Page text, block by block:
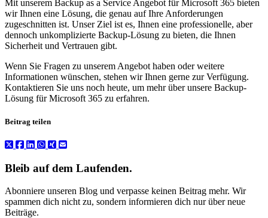
Mit unserem Backup as a Service Angebot für Microsoft 365 bieten
wir Ihnen eine Lösung, die genau auf Ihre Anforderungen
zugeschnitten ist. Unser Ziel ist es, Ihnen eine professionelle, aber
dennoch unkomplizierte Backup-Lösung zu bieten, die Ihnen
Sicherheit und Vertrauen gibt.
Wenn Sie Fragen zu unserem Angebot haben oder weitere
Informationen wünschen, stehen wir Ihnen gerne zur Verfügung.
Kontaktieren Sie uns noch heute, um mehr über unsere Backup-
Lösung für Microsoft 365 zu erfahren.
Beitrag teilen
Bleib auf dem Laufenden.
Abonniere unseren Blog und verpasse keinen Beitrag mehr. Wir
spammen dich nicht zu, sondern informieren dich nur über neue
Beiträge.